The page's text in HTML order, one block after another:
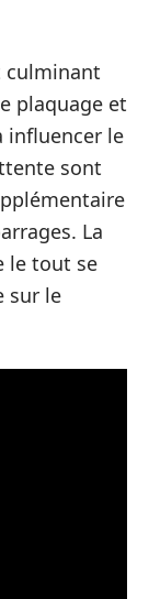
culminant
plaquage et
influencer le
sont
La
le tout se
sur le